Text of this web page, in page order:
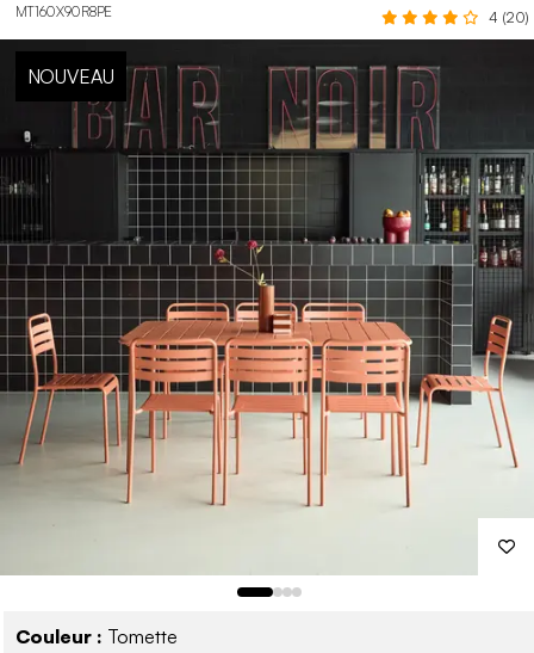
MT160X90R8PE 4 (20)
NOUVEAU
Couleur : Tomette